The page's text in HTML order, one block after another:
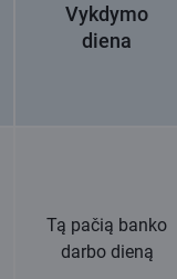
Vykdymo
diena
Tą pačią banko
darbo dieną